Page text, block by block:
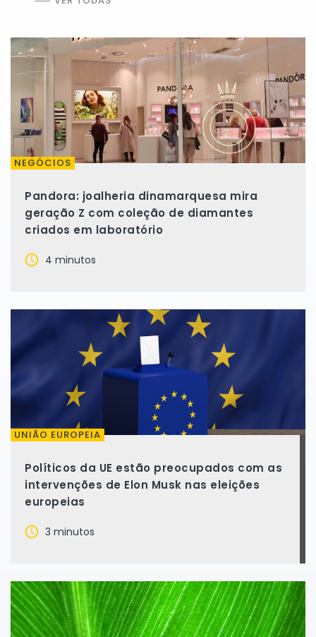
NEGÓCIOS
Pandora: joalheria dinamarquesa mira
geração Z com coleção de diamantes
criados em laboratório
4 minutos
UNIÃO EUROPEIA
Políticos da UE estão preocupados com as
intervenções de Elon Musk nas eleições
europeias
3 minutos